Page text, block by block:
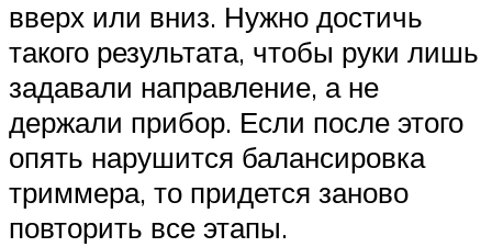
вверх или вниз. Нужно достичь
такого результата, чтобы руки лишь
задавали направление, а не
держали прибор. Если после этого
опять нарушится балансировка
триммера, то придется заново
повторить все этапы.